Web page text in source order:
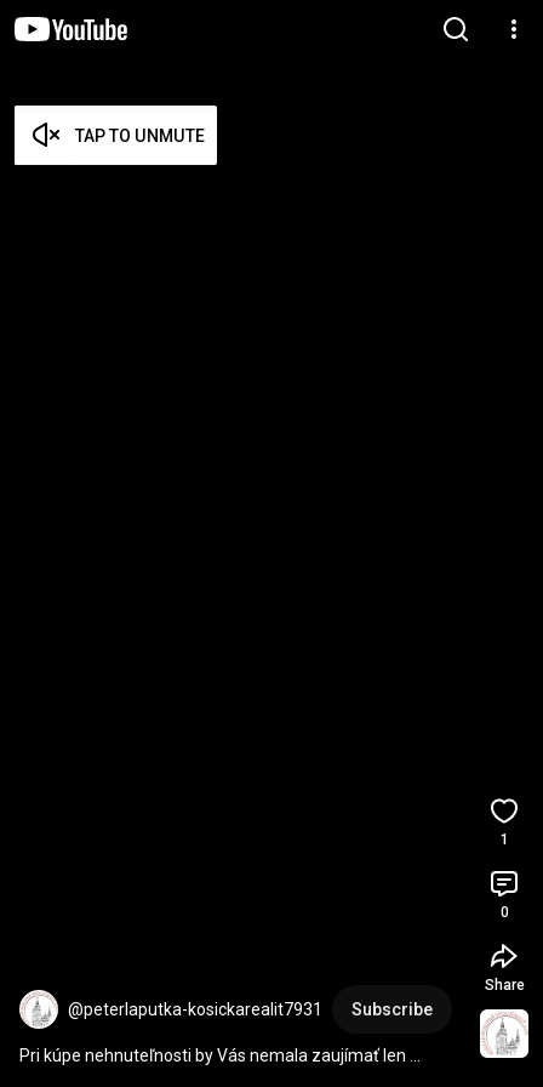
TAP TO UNMUTE
@peterlaputka-kosickarealit7931 Subscribe
Pri kúpe nehnuteľnosti by Vás nemala zaujímať len
1
0
Share